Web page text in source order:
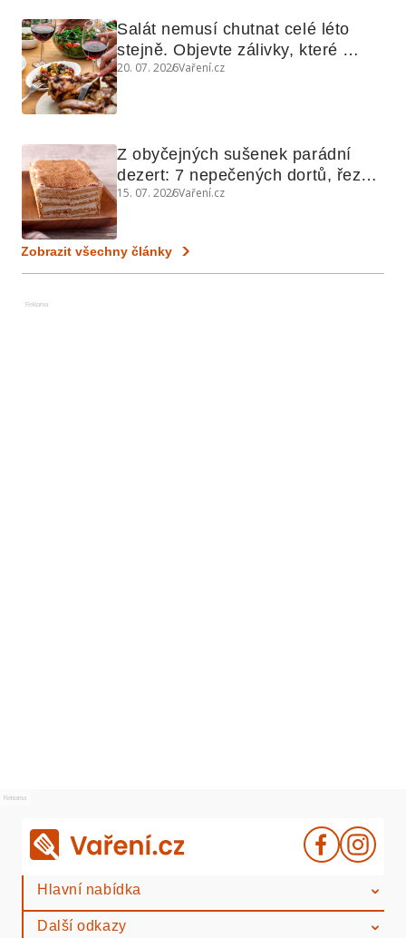
Salát nemusí chutnat celé léto
stejně. Objevte zálivky, které
využijete i na maso, nudle nebo
20. 07. 2026Vaření.cz
Z obyčejných sušenek parádní
dezert: 7 nepečených dortů, řezů
a koláčů
15. 07. 2026Vaření.cz
Zobrazit všechny články
Reklama
Reklama
Hlavní nabídka
Další odkazy